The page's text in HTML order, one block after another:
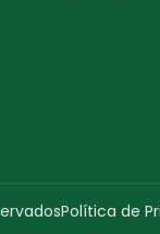
Política de